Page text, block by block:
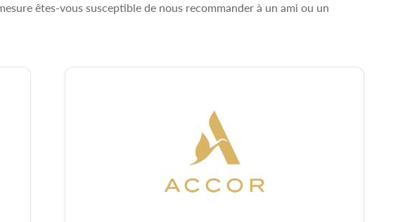
êtes‑vous susceptible de nous recommander à un ami ou un